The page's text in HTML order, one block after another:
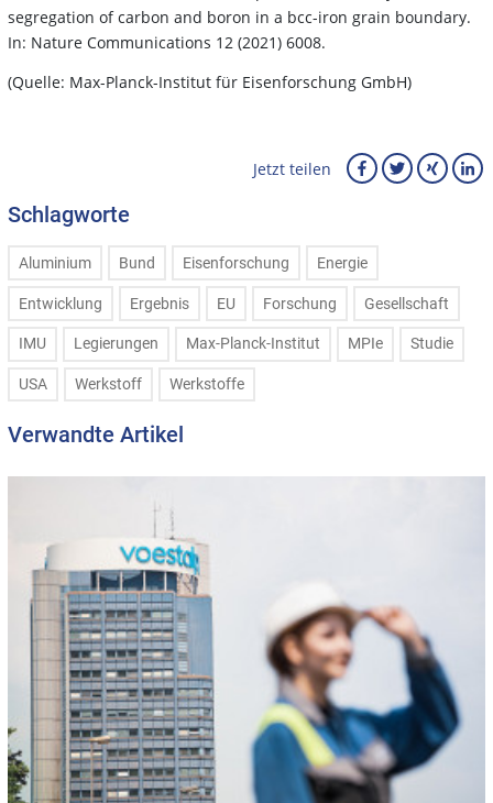
segregation of carbon and boron in a bcc-iron grain boundary.
In: Nature Communications 12 (2021) 6008.
(Quelle: Max-Planck-Institut für Eisenforschung GmbH)
Jetzt teilen
Schlagworte
Aluminium Bund Eisenforschung Energie
Entwicklung Ergebnis EU Forschung Gesellschaft
IMU Legierungen Max-Planck-Institut MPIe Studie
USA Werkstoff Werkstoffe
Verwandte Artikel